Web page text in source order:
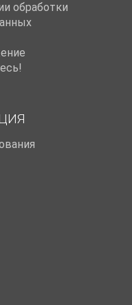
обработки